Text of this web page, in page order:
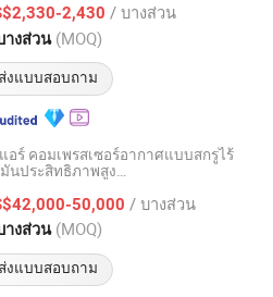
2,430 / บางส่วน
างส่วน (MOQ)
ส่งแบบสอบถาม
อัตราจาก 2023
อร์ คอมเพรสเซอร์อากาศแบบสกรูไร้
นประสิทธิภาพสูง
ในอุตสาหกรรม
50,000 / บางส่วน
างส่วน (MOQ)
ส่งแบบสอบถาม
Co., Ltd
อัตราจาก 2023